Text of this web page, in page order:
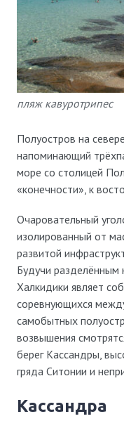
пляж кавуротрипес
Полуостров на
напоминающий
море со столицей
«конечности», к
Очаровательный
изолированный от
развитой
Будучи разделённым
Халкидики являет
соревнующихся
самобытных
возвышения
берег Кассандры,
гряда Ситонии и
Кассандра